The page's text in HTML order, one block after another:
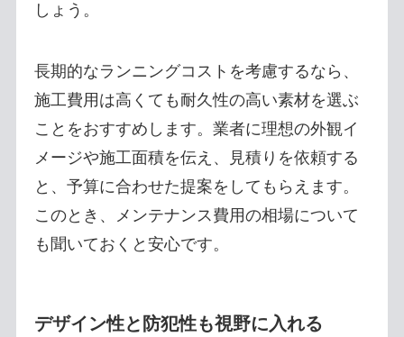
しょう。
長期的なランニングコストを考慮するなら、
施工費用は高くても耐久性の高い素材を選ぶ
ことをおすすめします。業者に理想の外観イ
メージや施工面積を伝え、見積りを依頼する
と、予算に合わせた提案をしてもらえます。
このとき、メンテナンス費用の相場について
も聞いておくと安心です。
デザイン性と防犯性も視野に入れる